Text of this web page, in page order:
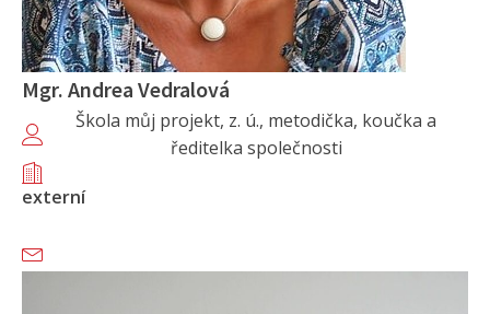
Mgr. Andrea Vedralová
Škola můj projekt, z. ú., metodička, koučka a
ředitelka společnosti
externí